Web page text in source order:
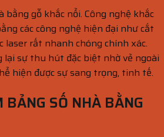
bằng gỗ khắc nổi. Công nghệ khắc
các công nghệ hiện đại như cắt
laser rất nhanh chóng chính xác.
lại sự thu hút đặc biệt nhờ vẻ ngoài
hiện được sự sang trọng, tinh tế.
SỐ NHÀ BẰNG